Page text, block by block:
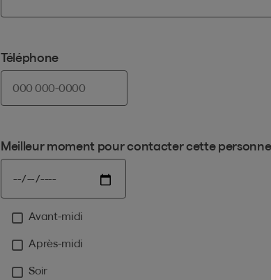
Téléphone
Meilleur moment pour contacter cette personne
Avant-midi
Après-midi
Soir